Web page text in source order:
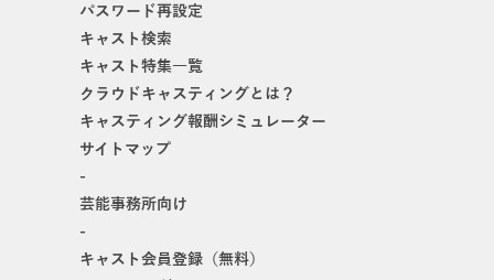
パスワード再設定
キャスト検索
キャスト特集一覧
クラウドキャスティングとは？
キャスティング報酬シミュレーター
サイトマップ
-
芸能事務所向け
-
キャスト会員登録（無料）